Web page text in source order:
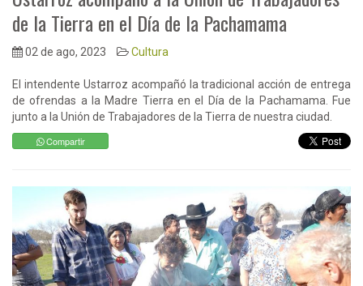
de la Tierra en el Día de la Pachamama
02 de ago, 2023 Cultura
El intendente Ustarroz acompañó la tradicional acción de entrega
de ofrendas a la Madre Tierra en el Día de la Pachamama. Fue
junto a la Unión de Trabajadores de la Tierra de nuestra ciudad.
Compartir